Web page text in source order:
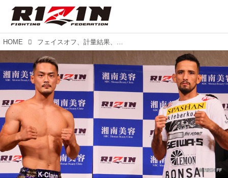
HOME フェイスオフ、計量結果、身長差、リーチ差を掲載中！湘南美容クリニック presents RIZIN.39 計量結果